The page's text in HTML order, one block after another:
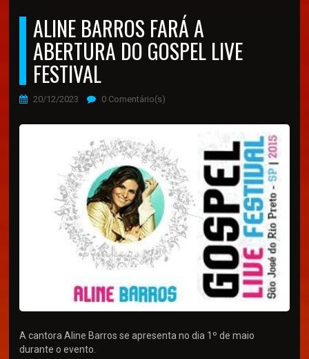
ALINE BARROS FARÁ A
ABERTURA DO GOSPEL LIVE
FESTIVAL
20/12/2023 0 Comentário(s)
A cantora Aline Barros se apresenta no dia 1º de maio
durante o evento.